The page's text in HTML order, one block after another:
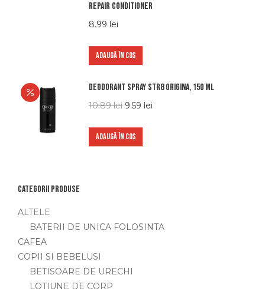
repair conditioner
8.99 lei
ADAUGĂ ÎN COȘ
Deodorant Spray STR8 Origina, 150 ml
10.89lei 9.59 lei
ADAUGĂ ÎN COȘ
Categorii produse
ALTELE
BATERII DE UNICA FOLOSINTA
CAFEA
COPII SI BEBELUSI
BETISOARE DE URECHI
LOTIUNE DE CORP